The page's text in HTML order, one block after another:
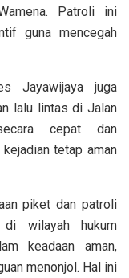
Patroli ini
guna mencegah
Jayawijaya juga
lalu lintas di Jalan
cepat dan
tetap aman
piket dan patroli
wilayah hukum
keadaan aman,
menonjol. Hal ini